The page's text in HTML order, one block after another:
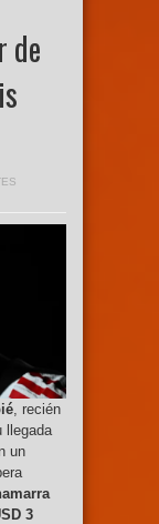
de
, recién
llegada
un
3